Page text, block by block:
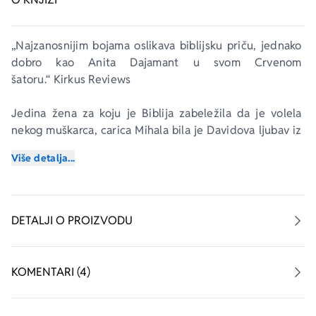
„Najzanosnijim bojama oslikava biblijsku priču, jednako
dobro kao Anita Dajamant u svom Crvenom
šatoru.“ Kirkus Reviews
Jedina žena za koju je Biblija zabeležila da je volela
nekog muškarca, carica Mihala bila je Davidova ljubav iz
prijatelja i najvećeg neprijatelja, cara Saula. Pošto se
godini, David će deset godina kasnije primorati Mihalu
da se ponovo venča s njim i postane njegova prva
ambicijama i pohlepi koji će podjednako postati deo
Davidove ličnosti i njegovog carevanja.
Postupajući plemenito kao njegova carica, ali odbijajući
Više detalja...
DETALJI O PROIZVODU
KOMENTARI (4)